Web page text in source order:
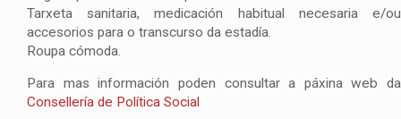
Tarxeta sanitaria, medicación habitual necesaria e/ou
accesorios para o transcurso da estadía.
Roupa cómoda.
Para mas información poden consultar a páxina web da
Consellería de Política Social